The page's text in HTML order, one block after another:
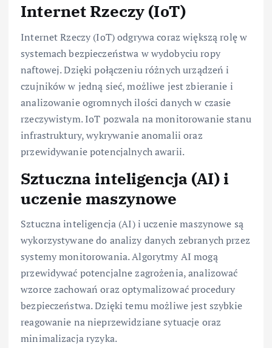
Internet Rzeczy (IoT)
Internet Rzeczy (IoT) odgrywa coraz większą rolę w
systemach bezpieczeństwa w wydobyciu ropy
naftowej. Dzięki połączeniu różnych urządzeń i
czujników w jedną sieć, możliwe jest zbieranie i
analizowanie ogromnych ilości danych w czasie
rzeczywistym. IoT pozwala na monitorowanie stanu
infrastruktury, wykrywanie anomalii oraz
przewidywanie potencjalnych awarii.
Sztuczna inteligencja (AI) i
uczenie maszynowe
Sztuczna inteligencja (AI) i uczenie maszynowe są
wykorzystywane do analizy danych zebranych przez
systemy monitorowania. Algorytmy AI mogą
przewidywać potencjalne zagrożenia, analizować
wzorce zachowań oraz optymalizować procedury
bezpieczeństwa. Dzięki temu możliwe jest szybkie
reagowanie na nieprzewidziane sytuacje oraz
minimalizacja ryzyka.